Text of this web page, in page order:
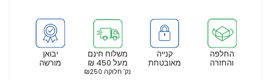
יבואן
מורשה
משלוח חינם
מעל 450 ₪
נק’ חלוקה ₪250
קנייה
מאובטחת
החלפה
והחזרה